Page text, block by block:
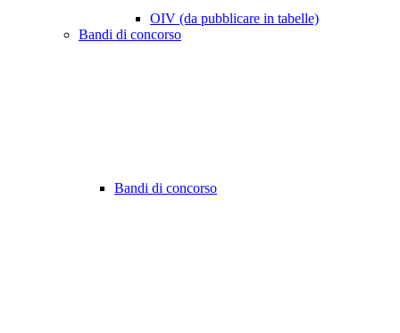
OIV (da pubblicare in tabelle)
Bandi di concorso
Bandi di concorso